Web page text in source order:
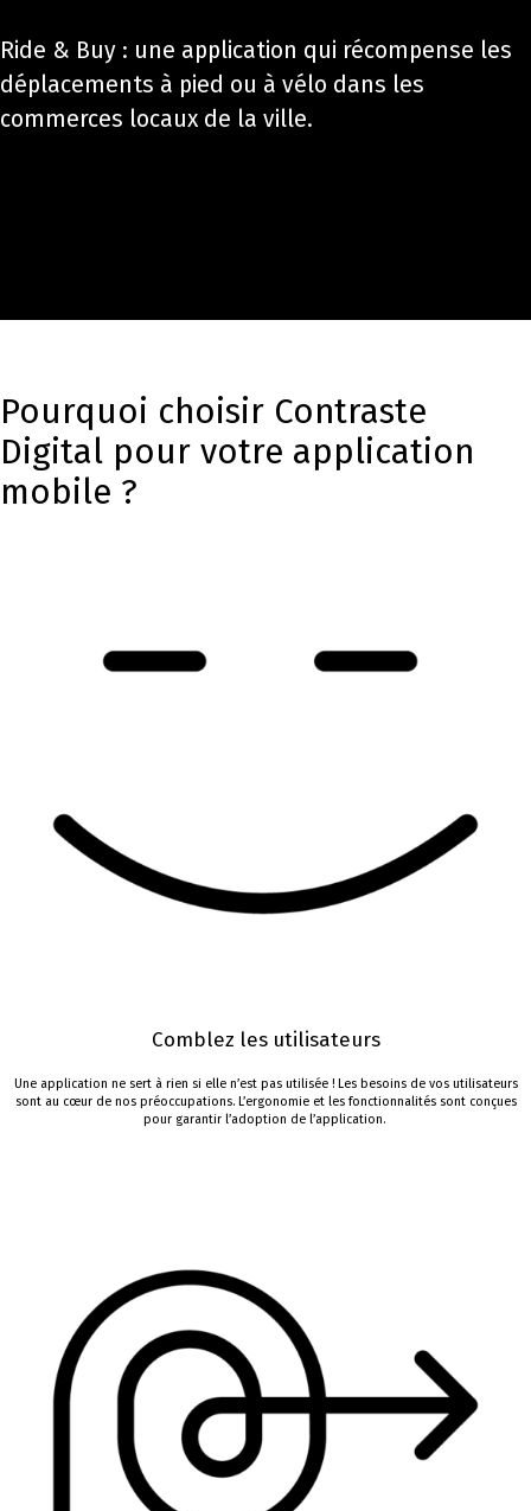
Ride & Buy : une application qui récompense les
déplacements à pied ou à vélo dans les
commerces locaux de la ville.
Pourquoi choisir Contraste
Digital pour votre application
mobile ?
Comblez les utilisateurs
Une application ne sert à rien si elle n’est pas utilisée ! Les besoins de vos utilisateurs
sont au cœur de nos préoccupations. L’ergonomie et les fonctionnalités sont conçues
pour garantir l’adoption de l’application.